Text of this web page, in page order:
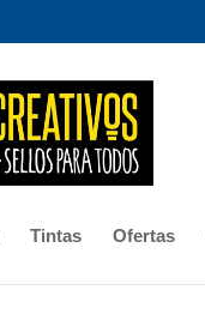
Tintas Ofertas